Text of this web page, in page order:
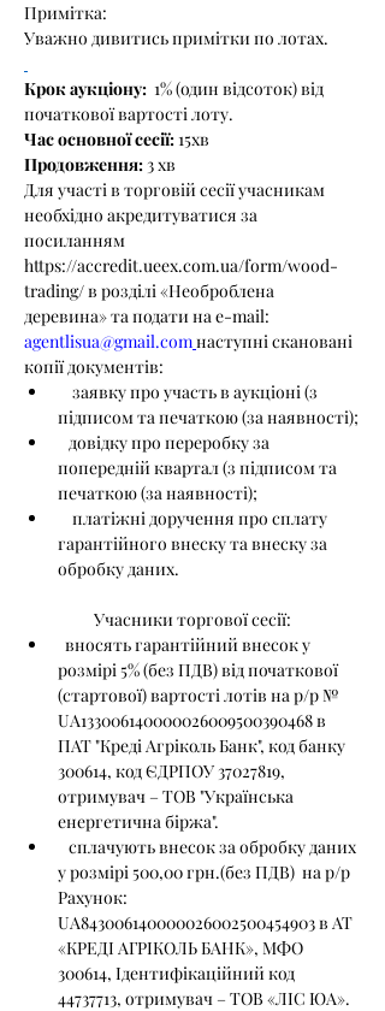
Примітка:
Уважно дивитись примітки по лотах.
Крок аукціону:
  1% (один відсоток) від
початкової вартості лоту.
Час основної сесії: 15хв
Продовження: 3 хв
Для участі в торговій сесії учасникам
необхідно акредитуватися за
посиланням
https://accredit.ueex.com.ua/form/wood-
trading/ в розділі «Необроблена
деревина» та подати на e-mail:
agentlisua@gmail.comнаступні скановані
копії документів:
підписом та печаткою (за наявності);
попередній квартал (з підписом та
печаткою (за наявності);
гарантійного внеску та внеску за
обробку даних.
Учасники торгової сесії:
розмірі 5% (без ПДВ) від початкової
(стартової) вартості лотів на р/р №
UA133006140000026009500390468 в
ПАТ "Креді Агріколь Банк", код банку
300614, код ЄДРПОУ 37027819,
отримувач – ТОВ "Українська
енергетична біржа".
у розмірі 500,00 грн.(без ПДВ)  на р/р
Рахунок:
UA843006140000026002500454903 в АТ
«КРЕДІ АГРІКОЛЬ БАНК», МФО
300614, Ідентифікаційний код
44737713, отримувач – ТОВ «ЛІС ЮА».